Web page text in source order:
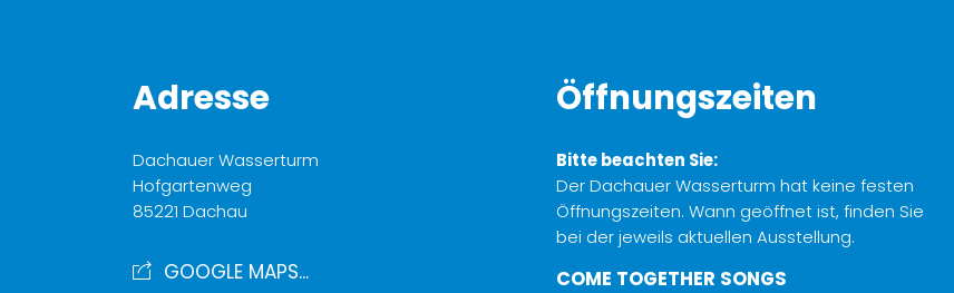
Adresse
Dachauer Wasserturm
Hofgartenweg
85221 Dachau
GOOGLE MAPS...
Öffnungszeiten
Bitte beachten Sie:
Der Dachauer Wasserturm hat keine festen
Öffnungszeiten. Wann geöffnet ist, finden Sie
bei der jeweils aktuellen Ausstellung.
COME TOGETHER SONGS